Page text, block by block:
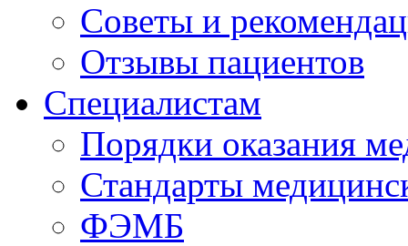
Советы и
Отзывы пациентов
Специалистам
Порядки оказания
Стандарты
ФЭМБ